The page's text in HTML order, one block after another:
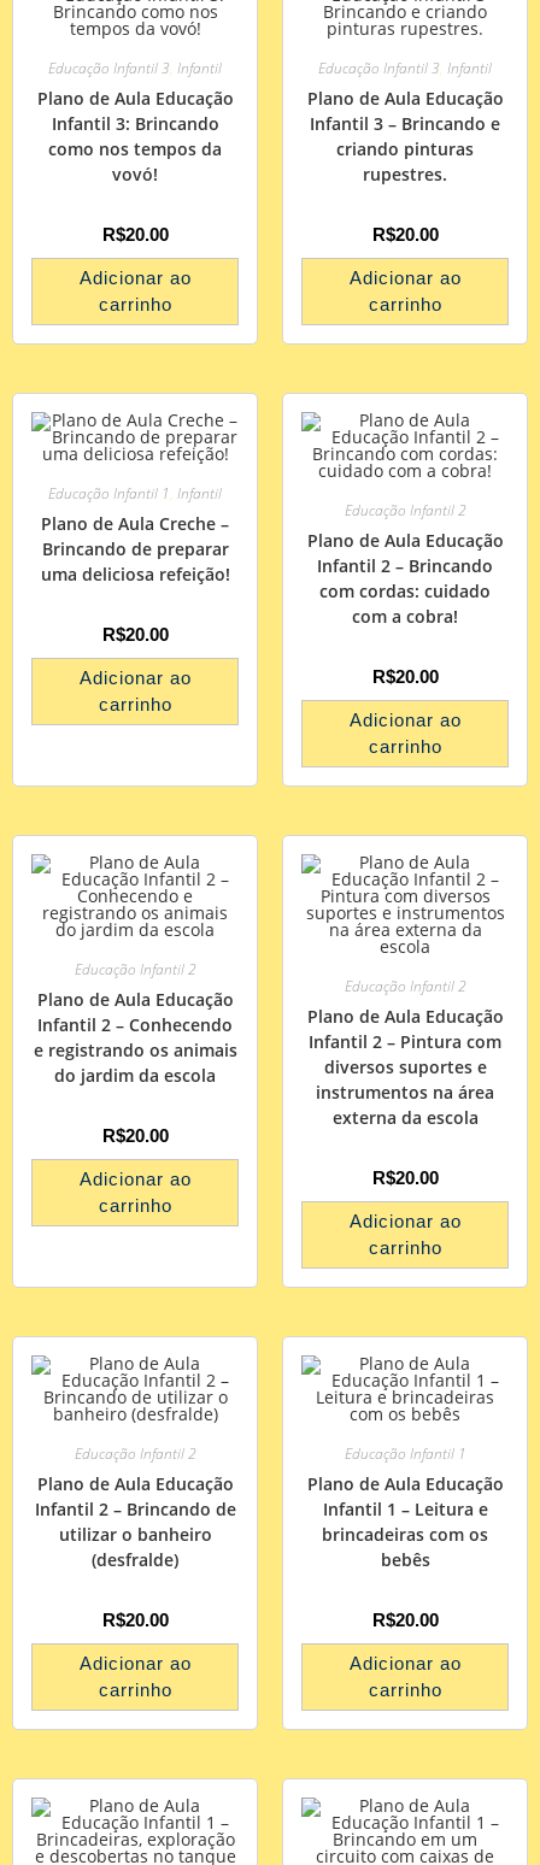
Educação Infantil 3, Infantil
Plano de Aula Educação
Infantil 3: Brincando
como nos tempos da
vovó!
R$20.00
Adicionar ao
carrinho
Educação Infantil 3, Infantil
Plano de Aula Educação
Infantil 3 – Brincando e
criando pinturas
rupestres.
R$20.00
Adicionar ao
carrinho
Educação Infantil 1, Infantil
Plano de Aula Creche –
Brincando de preparar
uma deliciosa refeição!
R$20.00
Adicionar ao
carrinho
Educação Infantil 2
Plano de Aula Educação
Infantil 2 – Brincando
com cordas: cuidado
com a cobra!
R$20.00
Adicionar ao
carrinho
Educação Infantil 2
Plano de Aula Educação
Infantil 2 – Conhecendo
e registrando os animais
do jardim da escola
R$20.00
Adicionar ao
carrinho
Educação Infantil 2
Plano de Aula Educação
Infantil 2 – Pintura com
diversos suportes e
instrumentos na área
externa da escola
R$20.00
Adicionar ao
carrinho
Educação Infantil 2
Plano de Aula Educação
Infantil 2 – Brincando de
utilizar o banheiro
(desfralde)
R$20.00
Adicionar ao
carrinho
Educação Infantil 1
Plano de Aula Educação
Infantil 1 – Leitura e
brincadeiras com os
bebês
R$20.00
Adicionar ao
carrinho